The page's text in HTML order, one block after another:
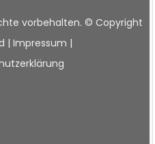
vorbehalten. © Copyright
| Impressum |